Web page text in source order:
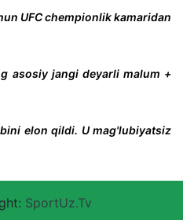
UFC chempionlik kamaridan
asosiy jangi deyarli malum +
elon qildi. U mag'lubiyatsiz
SportUz.Tv